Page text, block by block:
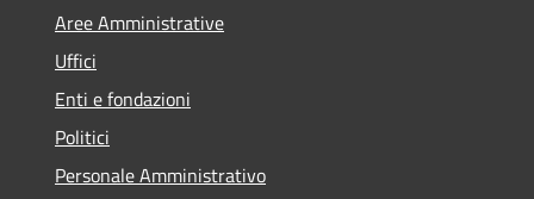
Aree Amministrative
Uffici
Enti e fondazioni
Politici
Personale Amministrativo